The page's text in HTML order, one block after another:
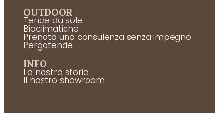
OUTDOOR
Tende da sole
Bioclimatiche
Prenota una consulenza senza impegno
Pergotende
INFO
La nostra storia
Il nostro showroom